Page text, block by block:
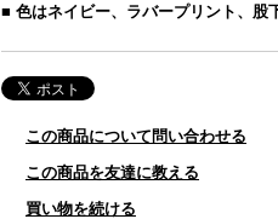
■ 色はネイビー、ラバープリント、股
この商品について問い合わせる
この商品を友達に教える
買い物を続ける